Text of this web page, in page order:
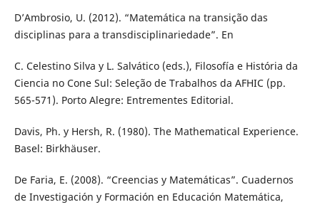
D’Ambrosio, U. (2012). “Matemática na transição das
disciplinas para a transdisciplinariedade”. En
C. Celestino Silva y L. Salvático (eds.), Filosofía e História da
Ciencia no Cone Sul: Seleção de Trabalhos da AFHIC (pp.
565-571). Porto Alegre: Entrementes Editorial.
Davis, Ph. y Hersh, R. (1980). The Mathematical Experience.
Basel: Birkhäuser.
De Faria, E. (2008). “Creencias y Matemáticas”. Cuadernos
de Investigación y Formación en Educación Matemática,